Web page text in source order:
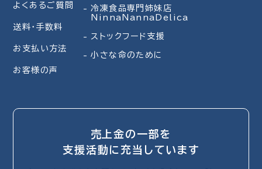
よくあるご質問
送料・手数料
お支払い方法
お客様の声
冷凍食品専門姉妹店
NinnaNannaDelica
ストックフード支援
小さな命のために
売上金の一部を
支援活動に充当しています